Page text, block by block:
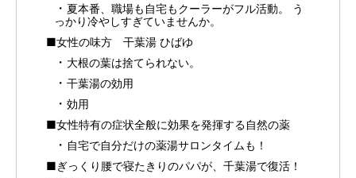
夏本番、職場も自宅もクーラーがフル活動。 う
っかり冷やしすぎていませんか。
■女性の味方 干葉湯 ひばゆ
大根の葉は捨てられない。
干葉湯の効用
効用
■女性特有の症状全般に効果を発揮する自然の薬
自宅で自分だけの薬湯サロンタイムも！
■ぎっくり腰で寝たきりのパパが、千葉湯で復活！